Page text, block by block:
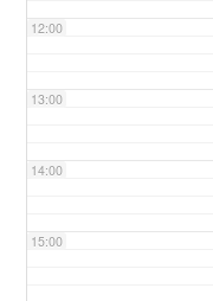
12:00
13:00
14:00
15:00